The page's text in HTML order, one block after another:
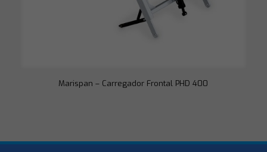
Marispan – Carregador Frontal PHD 400
ofertas
personalizadas.